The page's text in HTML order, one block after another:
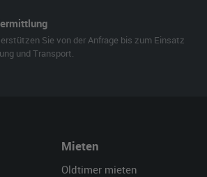
Sie von der Anfrage bis zum Einsatz
und Transport.
Mieten
Oldtimer mieten